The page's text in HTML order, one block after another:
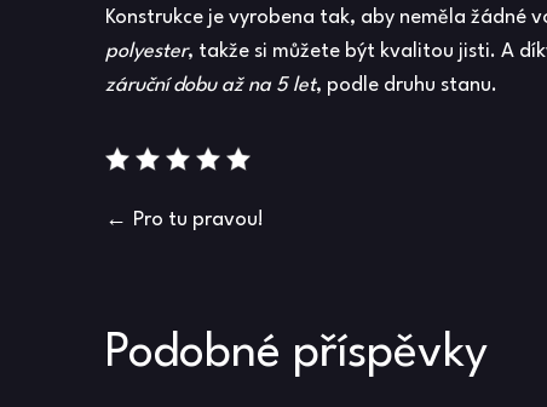
Konstrukce je vyrobena tak, aby neměla
polyester, takže si můžete být kvalitou jisti. A
záruční dobu až na 5 let, podle druhu stanu.
Navigace
příspěvek
Pro tu pravou!
Podobné příspěvky